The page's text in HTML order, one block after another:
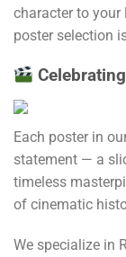
character to your
poster selection
Each poster in
statement — a
timeless
of cinematic
We specialize in